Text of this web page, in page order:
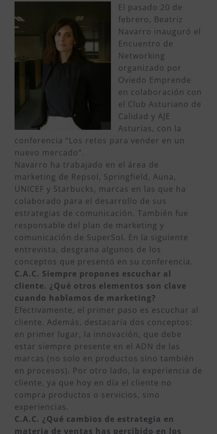
El pasado 20 de
febrero, Beatriz
Navarro inauguró el
Encuentro de
Networking
organizado por
Oviedo Emprende
en colaboración con
el Club Asturiano de
Calidad y AJE
Asturias, con la
conferencia “Los retos para vender en un
nuevo mercado”.
Navarro ha trabajado en el área de
marketing de Repsol, Springfield, Auna,
UNICEF y Starbucks, marcas en las que ha
colaborado para el desarrollo de sus
estrategias de comunicación. También fue
responsable del plan de marketing y
comunicación de SuperSol. En la siguiente
entrevista, desgrana algunos de los
conceptos que presentó en su conferencia.
C.A.C. Siempre propones escuchar al
cliente. ¿Qué otros elementos son clave
cuando hablamos de marketing?
Efectivamente, el primer paso es escuchar al
cliente. Además, destacaría dos conceptos:
en primer lugar, la innovación, que debe
estar siempre presente en el ADN de las
marcas (no solo en productos sino también
en procesos). Por otro lado, la experiencia de
cliente, ya que hoy en día el cliente no
compra productos o servicios, sino
experiencias.
C.A.C. ¿Qué cambios de estrategia en
materia de ventas has percibido en los